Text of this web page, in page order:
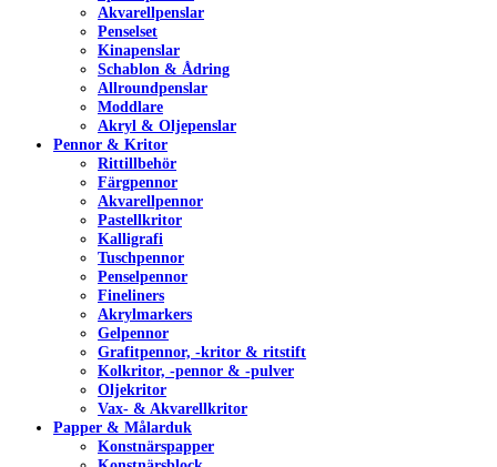
Akvarellpenslar
Penselset
Kinapenslar
Schablon & Ådring
Allroundpenslar
Moddlare
Akryl & Oljepenslar
Pennor & Kritor
Rittillbehör
Färgpennor
Akvarellpennor
Pastellkritor
Kalligrafi
Tuschpennor
Penselpennor
Fineliners
Akrylmarkers
Gelpennor
Grafitpennor, -kritor & ritstift
Kolkritor, -pennor & -pulver
Oljekritor
Vax- & Akvarellkritor
Papper & Målarduk
Konstnärspapper